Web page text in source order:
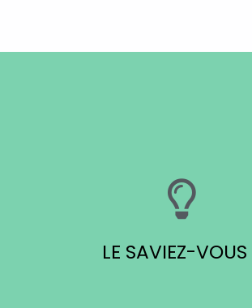
LE SAVIEZ-VOUS